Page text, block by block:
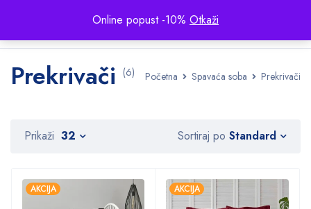
Online popust -10% Otkaži
Početna Spavaća soba Prekrivači
Prekrivači (6)
Sortiraj po Standard
Prikaži 32
AKCIJA AKCIJA